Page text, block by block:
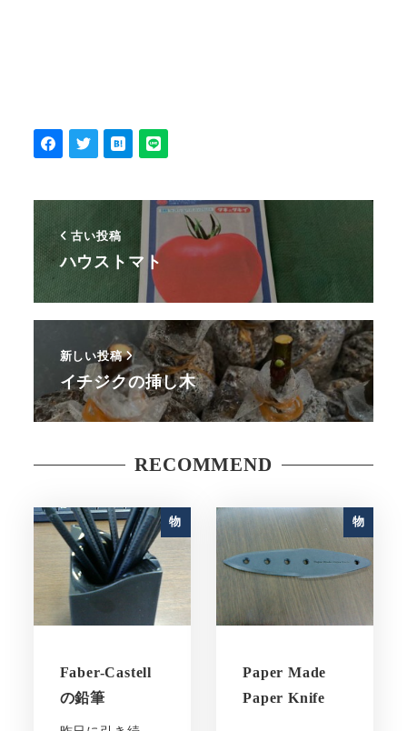
古い投稿
ハウストマト
新しい投稿
イチジクの挿し木
RECOMMEND
物
Faber-Castell
の鉛筆
物
Paper Made
Paper Knife